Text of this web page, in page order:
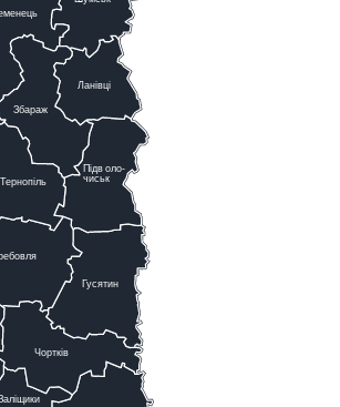
Тернопіль
Чортків
Гусятин
Підволо-
чиськ
Ланівці
Збараж